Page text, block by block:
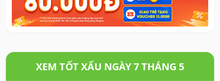
XEM TỐT XẤU NGÀY 7 THÁNG 5